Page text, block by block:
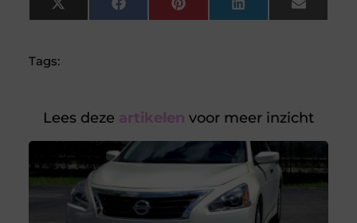
X
(Twitter)
FacebookPinterest LinkedIn Email
Tags:
Lees deze artikelen voor meer inzicht